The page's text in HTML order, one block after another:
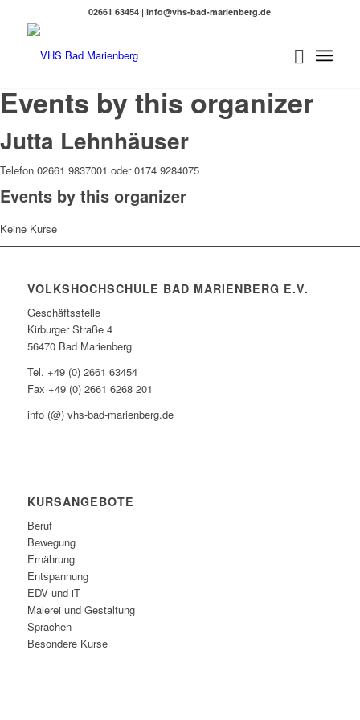
02661 63454 | info@vhs-bad-marienberg.de
Events by this organizer
Jutta Lehnhäuser
Telefon 02661 9837001 oder 0174 9284075
Events by this organizer
Keine Kurse
VOLKSHOCHSCHULE BAD MARIENBERG E.V.
Geschäftsstelle
Kirburger Straße 4
56470 Bad Marienberg
Tel. +49 (0) 2661 63454
Fax +49 (0) 2661 6268 201
info (@) vhs-bad-marienberg.de
KURSANGEBOTE
Beruf
Bewegung
Ernährung
Entspannung
EDV und iT
Malerei und Gestaltung
Sprachen
Besondere Kurse